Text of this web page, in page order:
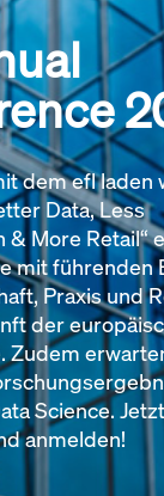
dem efl laden
Data, Less
More Retail“
mit führenden
Praxis und
der
Zudem
Science. Jetzt
anmelden!